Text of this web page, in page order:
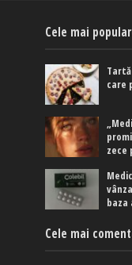
Cele mai
care
zece
baza
Cele mai